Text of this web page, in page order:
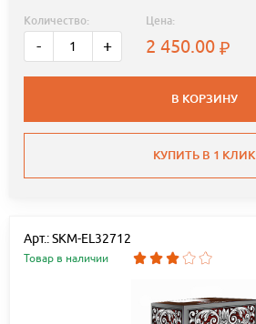
Количество:
- +
Цена:
2 450.00
В КОРЗИНУ
КУПИТЬ В 1 КЛИК
Арт.: SKM-EL32712
Товар в наличии